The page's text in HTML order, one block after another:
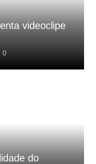
videoclipe
0
do